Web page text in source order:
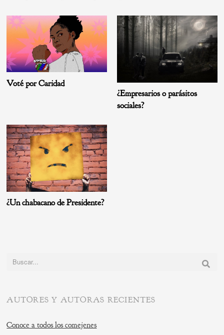
Voté por Caridad
¿Empresarios o parásitos
sociales?
¿Un chabacano de Presidente?
Buscar:
AUTORES Y AUTORAS RECIENTES
Conoce a todos los comejenes